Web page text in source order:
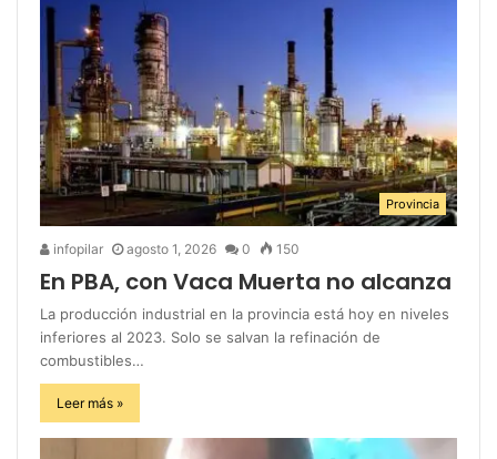
Provincia
infopilar agosto 1, 2026 0 150
En PBA, con Vaca Muerta no alcanza
La producción industrial en la provincia está hoy en niveles
inferiores al 2023. Solo se salvan la refinación de
combustibles…
Leer más »